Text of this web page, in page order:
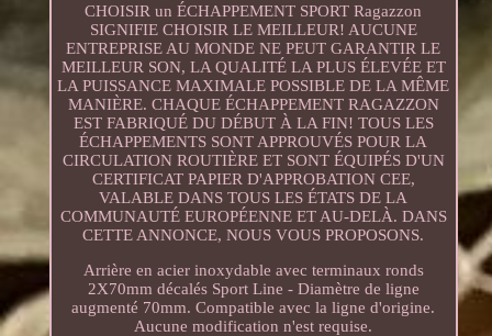
CHOISIR un ÉCHAPPEMENT SPORT Ragazzon
SIGNIFIE CHOISIR LE MEILLEUR! AUCUNE
ENTREPRISE AU MONDE NE PEUT GARANTIR LE
MEILLEUR SON, LA QUALITÉ LA PLUS ÉLEVÉE ET
LA PUISSANCE MAXIMALE POSSIBLE DE LA MÊME
MANIÈRE. CHAQUE ÉCHAPPEMENT RAGAZZON
EST FABRIQUÉ DU DÉBUT À LA FIN! TOUS LES
ÉCHAPPEMENTS SONT APPROUVÉS POUR LA
CIRCULATION ROUTIÈRE ET SONT ÉQUIPÉS D'UN
CERTIFICAT PAPIER D'APPROBATION CEE,
VALABLE DANS TOUS LES ÉTATS DE LA
COMMUNAUTÉ EUROPÉENNE ET AU-DELÀ. DANS
CETTE ANNONCE, NOUS VOUS PROPOSONS.
Arrière en acier inoxydable avec terminaux ronds
2X70mm décalés Sport Line - Diamètre de ligne
augmenté 70mm. Compatible avec la ligne d'origine.
Aucune modification n'est requise.